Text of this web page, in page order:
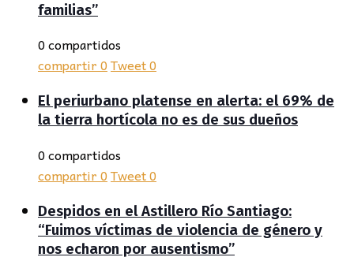
familias”
0 compartidos
compartir0Tweet0
El periurbano platense en alerta: el 69% de
la tierra hortícola no es de sus dueños
0 compartidos
compartir0Tweet0
Despidos en el Astillero Río Santiago:
“Fuimos víctimas de violencia de género y
nos echaron por ausentismo”